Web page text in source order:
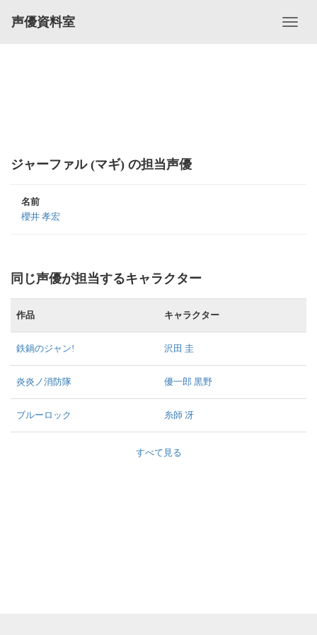
声優資料室
ジャーファル (マギ) の担当声優
名前
櫻井 孝宏
同じ声優が担当するキャラクター
作品 キャラクター
鉄鍋のジャン! 沢田 圭
炎炎ノ消防隊 優一郎 黒野
ブルーロック 糸師 冴
すべて見る